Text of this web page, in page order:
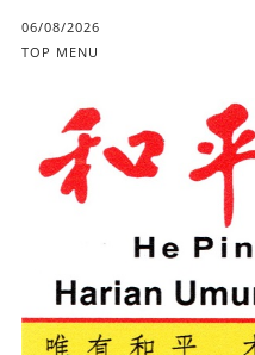
06/08/2026
TOP MENU